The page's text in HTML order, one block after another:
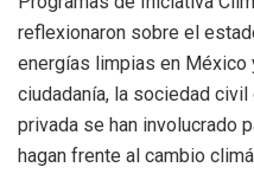
reflexionaron sobre el
energías limpias en México
ciudadanía, la sociedad
privada se han involucrado
hagan frente al cambio